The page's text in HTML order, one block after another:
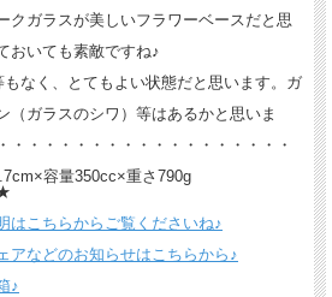
クガラスが美しいフラワーベースだと思
おいても素敵ですね♪
なく、とてもよい状態だと思います。ガ
（ガラスのシワ）等はあるかと思いま
・・・・・・・・・・・・・・・・・・
容量350cc×重さ790g
こちらからご覧くださいね♪
などのお知らせはこちらから♪
♪